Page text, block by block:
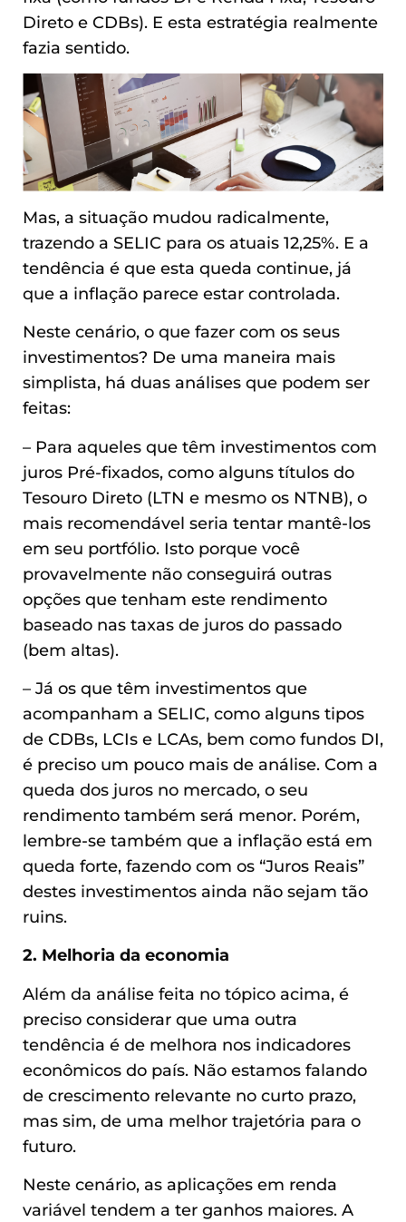
Direto e CDBs). E esta estratégia realmente
fazia sentido.
Mas, a situação mudou radicalmente,
trazendo a SELIC para os atuais 12,25%. E a
tendência é que esta queda continue, já
que a inflação parece estar controlada.
Neste cenário, o que fazer com os seus
investimentos? De uma maneira mais
simplista, há duas análises que podem ser
feitas:
– Para aqueles que têm investimentos com
juros Pré-fixados, como alguns títulos do
Tesouro Direto (LTN e mesmo os NTNB), o
mais recomendável seria tentar mantê-los
em seu portfólio. Isto porque você
provavelmente não conseguirá outras
opções que tenham este rendimento
baseado nas taxas de juros do passado
(bem altas).
– Já os que têm investimentos que
acompanham a SELIC, como alguns tipos
de CDBs, LCIs e LCAs, bem como fundos DI,
é preciso um pouco mais de análise. Com a
queda dos juros no mercado, o seu
rendimento também será menor. Porém,
lembre-se também que a inflação está em
queda forte, fazendo com os “Juros Reais”
destes investimentos ainda não sejam tão
ruins.
2. Melhoria da economia
Além da análise feita no tópico acima, é
preciso considerar que uma outra
tendência é de melhora nos indicadores
econômicos do país. Não estamos falando
de crescimento relevante no curto prazo,
mas sim, de uma melhor trajetória para o
futuro.
Neste cenário, as aplicações em renda
variável tendem a ter ganhos maiores. A